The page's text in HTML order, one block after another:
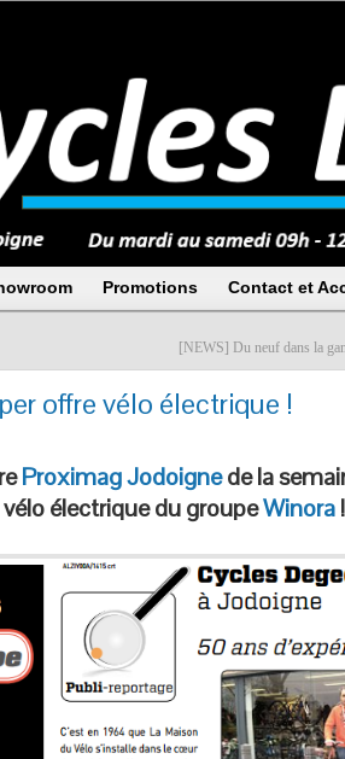
Promotions Contact et
[NEWS] Du neuf dans la
offre vélo électrique !
Proximag Jodoignede la
vélo électrique du groupeWinora!